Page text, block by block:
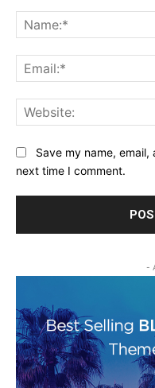
Save my name,
next time I comment.
-